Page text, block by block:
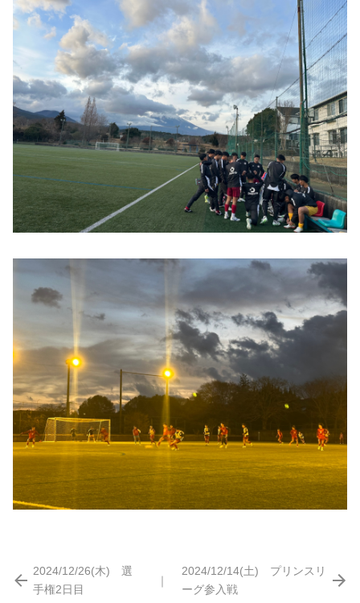
2024/12/26(木) 選
手権2日目
｜
2024/12/14(土) プリンスリ
ーグ参入戦